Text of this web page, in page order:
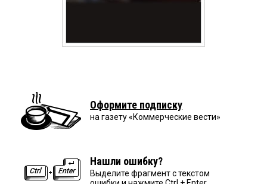
Оформите подписку
на газету «Коммерческие вести»
Нашли ошибку?
Выделите фрагмент с текстом